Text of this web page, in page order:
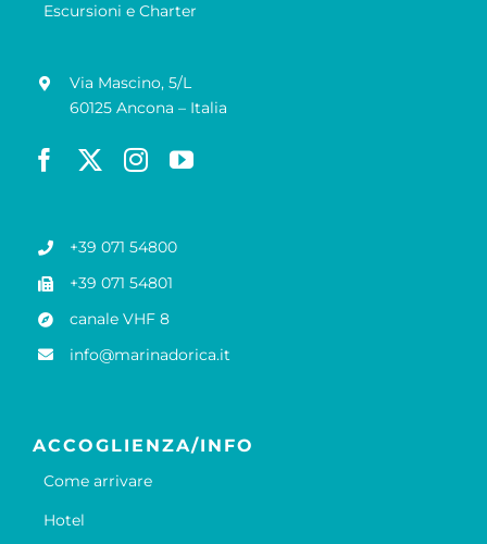
Escursioni e Charter
Via Mascino, 5/L
60125 Ancona – Italia
+39 071 54800
+39 071 54801
canale VHF 8
info@marinadorica.it
ACCOGLIENZA/INFO
Come arrivare
Hotel